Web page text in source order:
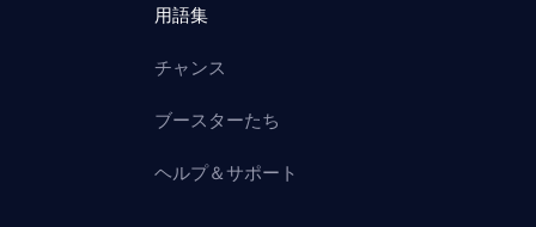
用語集
チャンス
ブースターたち
ヘルプ＆サポート